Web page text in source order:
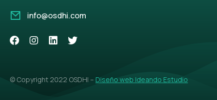
info@osdhi.com
© Copyright 2022 OSDHI – Diseño web Ideando Estudio